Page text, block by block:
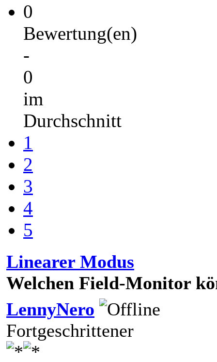
0
Bewertung(en)
-
0
im
Durchschnitt
1
2
3
4
5
Linearer Modus
Welchen Field-Monitor
LennyNero
Fortgeschrittener